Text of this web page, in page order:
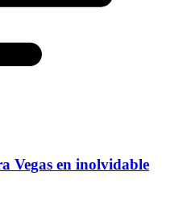
Vegas en inolvidable